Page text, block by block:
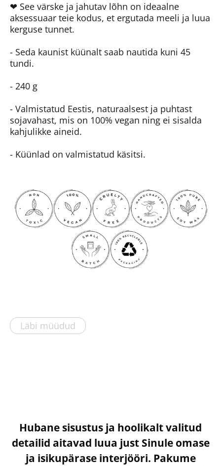
❤ See värske ja jahutav lõhn on ideaalne
aksessuaar teie kodus, et ergutada meeli ja luua
kerguse tunnet.
- Seda kaunist küünalt saab nautida kuni 45
tundi.
- 240 g
- Valmistatud Eestis, naturaalsest ja puhtast
sojavahast, mis on 100% vegan ning ei sisalda
kahjulikke aineid.
- Küünlad on valmistatud käsitsi.
Läbi müüdud
Hubane sisustus ja hoolikalt valitud
detailid aitavad luua just Sinule omase
ja isikupärase interjööri. Pakume